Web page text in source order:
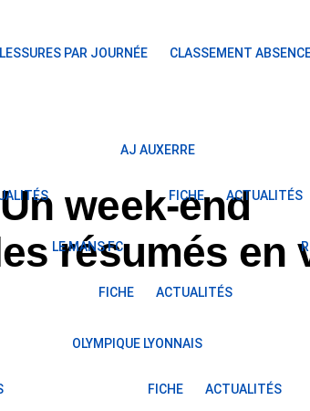
PAR JOURNÉE CLASSEMENT
AJ AUXERRE
FICHE ACTUALITÉS
LE MANS FC
FICHE ACTUALITÉS
OLYMPIQUE LYONNAIS
FICHE ACTUALITÉS
week-end
résumés en